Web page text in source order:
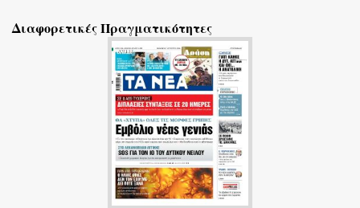
λ
Διαφορετικές Πραγματικότητες